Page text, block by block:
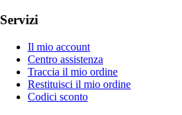
Servizi
Il mio account
Centro assistenza
Traccia il mio ordine
Restituisci il mio ordine
Codici sconto